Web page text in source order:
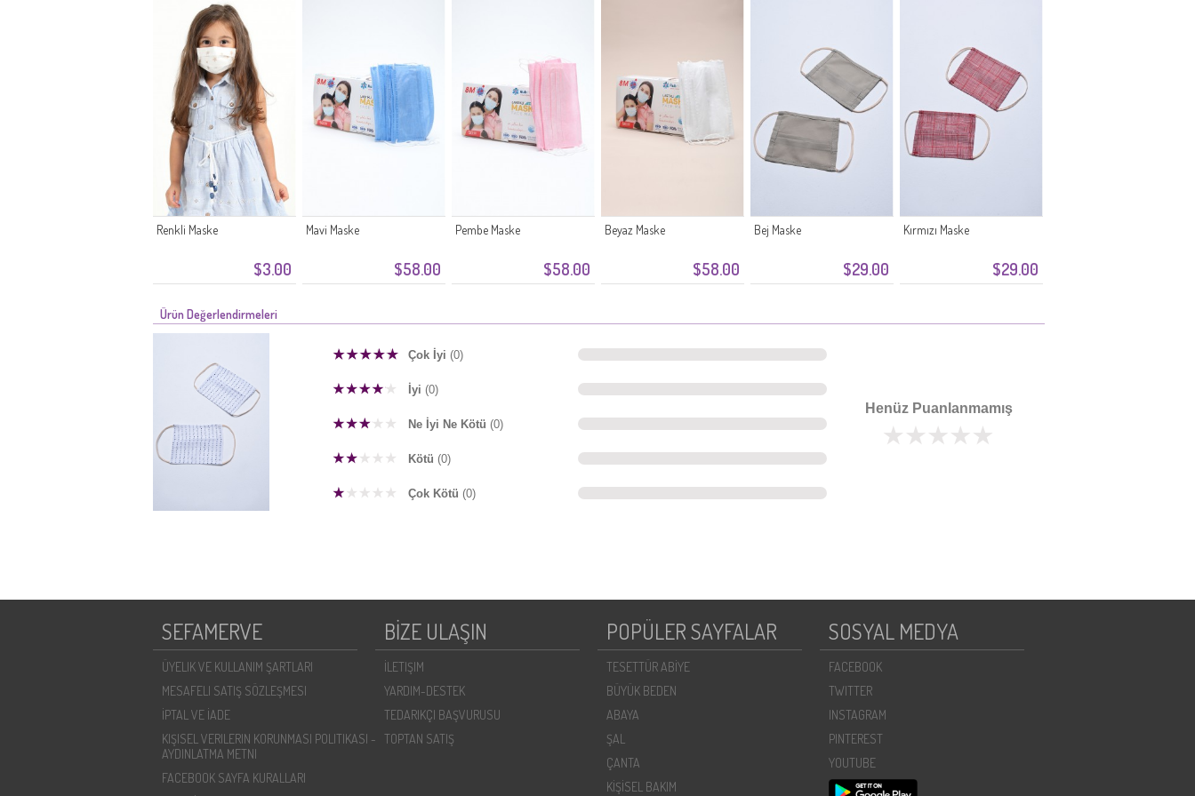
$3.00
Renkli Maske
$58.00
Mavi Maske
$58.00
Pembe Maske
$58.00
Beyaz Maske
$29.00
Bej Maske
$29.00
Kırmızı Maske
Ürün Değerlendirmeleri
Çok İyi (0)
İyi (0)
Ne İyi Ne Kötü (0)
Kötü (0)
Çok Kötü (0)
Henüz Puanlanmamış
SEFAMERVE
ÜYELIK VE KULLANIM ŞARTLARI
MESAFELI SATIŞ SÖZLEŞMESI
İPTAL VE İADE
KIŞISEL VERILERIN KORUNMASI POLITIKASI -
AYDINLATMA METNI
FACEBOOK SAYFA KURALLARI
BİZE ULAŞIN
İLETIŞIM
YARDIM-DESTEK
TEDARIKÇI BAŞVURUSU
TOPTAN SATIŞ
POPÜLER SAYFALAR
TESETTÜR ABİYE
BÜYÜK BEDEN
ABAYA
ŞAL
ÇANTA
KİŞİSEL BAKIM
SOSYAL MEDYA
FACEBOOK
TWITTER
INSTAGRAM
PINTEREST
YOUTUBE